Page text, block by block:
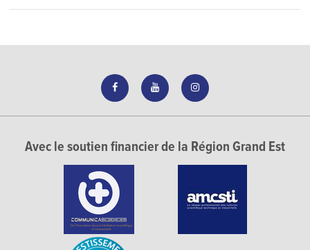
Avec le soutien financier de la Région Grand Est